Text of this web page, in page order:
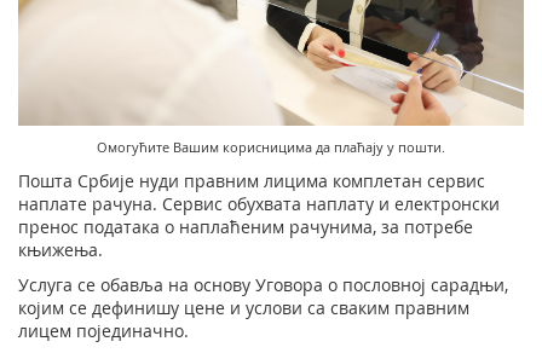
Списак забрањених артикала за увоз
Пуномоћје за уручење поштанских пошиљака
Подршка наградним играма
Географски информациони систем (ГИС)
Омогућите Вашим корисницима да плаћају у пошти.
Пошта Србије нуди правним лицима комплетан сервис
наплате рачуна. Сервис обухвата наплату и електронски
пренос података о наплаћеним рачунима, за потребе
књижења.
Услуга се обавља на основу Уговора о пословној сарадњи,
којим се дефинишу цене и услови са сваким правним
лицем појединачно.